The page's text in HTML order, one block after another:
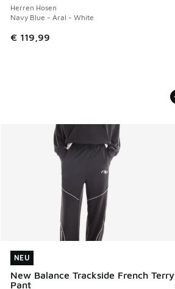
Herren Hosen
Navy Blue - Aral - White
€ 119,99
NEU
New Balance Trackside French Terry
Pant
NEU